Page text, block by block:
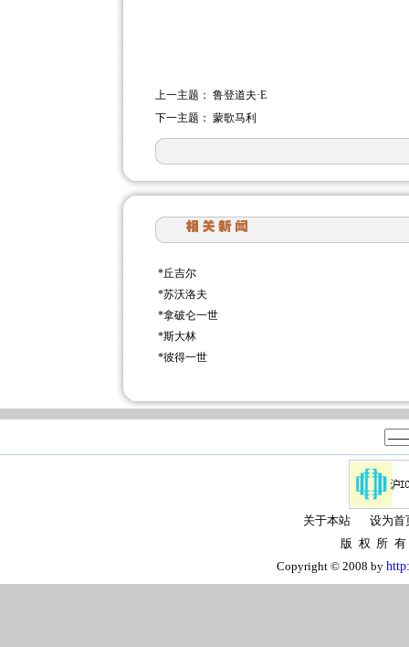
上一主题： 鲁登道夫·E
下一主题： 蒙歌马利
*丘吉尔
*苏沃洛夫
*拿破仑一世
*斯大林
*彼得一世